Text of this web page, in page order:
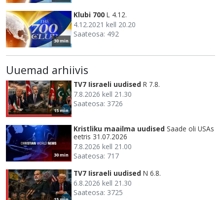
30 min
Klubi 700 L 4.12.
4.12.2021 kell 20.20
Saateosa: 492
Uuemad arhiivis
15 min
TV7 Iisraeli uudised R 7.8.
7.8.2026 kell 21.30
Saateosa: 3726
30 min
Kristliku maailma uudised Saade oli USAs
eetris 31.07.2026
7.8.2026 kell 21.00
Saateosa: 717
TV7 Iisraeli uudised N 6.8.
6.8.2026 kell 21.30
Saateosa: 3725